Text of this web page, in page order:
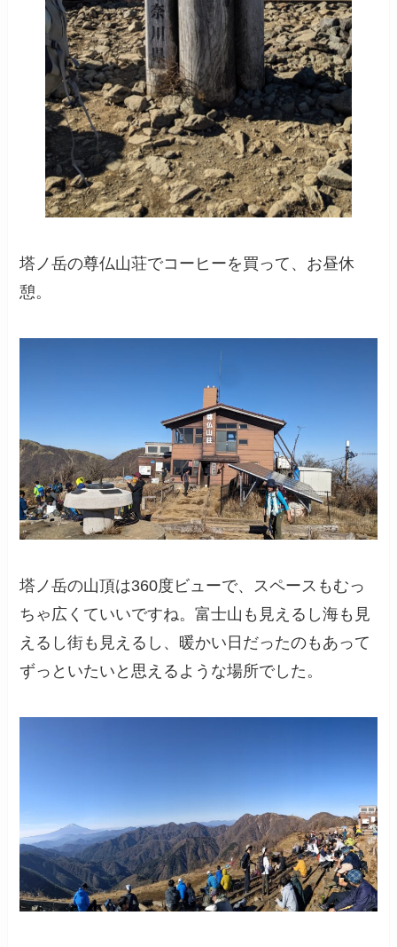
塔ノ岳の尊仏山荘でコーヒーを買って、お昼休
憩。
塔ノ岳の山頂は360度ビューで、スペースもむっ
ちゃ広くていいですね。富士山も見えるし海も見
えるし街も見えるし、暖かい日だったのもあって
ずっといたいと思えるような場所でした。